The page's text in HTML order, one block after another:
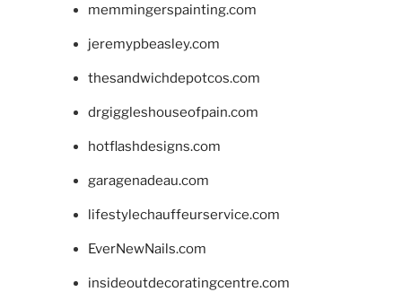
memmingerspainting.com
jeremypbeasley.com
thesandwichdepotcos.com
drgiggleshouseofpain.com
hotflashdesigns.com
garagenadeau.com
lifestylechauffeurservice.com
EverNewNails.com
insideoutdecoratingcentre.com